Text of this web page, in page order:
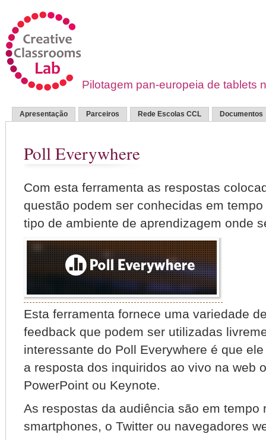
Pilotagem pan-europeia de tablets
Apresentação Parceiros Rede Escolas CCL Documentos
Poll Everywhere
Com esta ferramenta as respostas
questão podem ser conhecidas em
tipo de ambiente de aprendizagem onde
Esta ferramenta fornece uma variedade
feedback que podem ser utilizadas
interessante do Poll Everywhere é que ele
a resposta dos inquiridos ao vivo na web
PowerPoint ou Keynote.
As respostas da audiência são em tempo
smartphones, o Twitter ou navegadores